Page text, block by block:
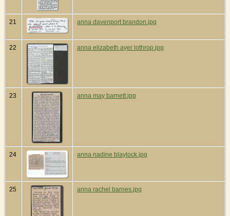
21 anna davenport brandon.jpg
22 anna elizabeth ayer lothrop.jpg
23 anna may barnett.jpg
24 anna nadine blaylock.jpg
25 anna rachel barnes.jpg